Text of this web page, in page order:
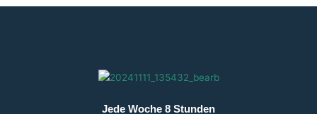
Jede Woche 8 Stunden